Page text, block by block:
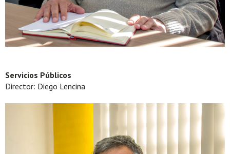
Servicios Públicos
Director: Diego Lencina